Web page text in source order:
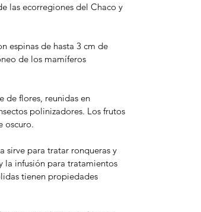
las ecorregiones del Chaco y
espinas de hasta 3 cm de
de los mamíferos
de flores, reunidas en
polinizadores. Los frutos
oscuro.
sirve para tratar ronqueras y
la infusión para tratamientos
tienen propiedades